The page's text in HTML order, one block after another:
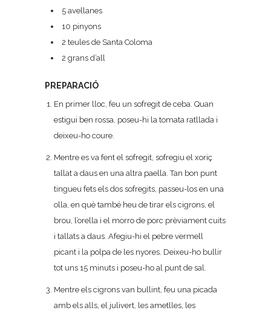
5 avellanes
10 pinyons
2 teules de Santa Coloma
2 grans d’all
PREPARACIÓ
En primer lloc, feu un sofregit de ceba. Quan
estigui ben rossa, poseu-hi la tomata ratllada i
deixeu-ho coure.
Mentre es va fent el sofregit, sofregiu el xoriç
tallat a daus en una altra paella. Tan bon punt
tingueu fets els dos sofregits, passeu-los en una
olla, en què també heu de tirar els cigrons, el
brou, l’orella i el morro de porc prèviament cuits
i tallats a daus. Afegiu-hi el pebre vermell
picant i la polpa de les nyores. Deixeu-ho bullir
tot uns 15 minuts i poseu-ho al punt de sal.
Mentre els cigrons van bullint, feu una picada
amb els alls, el julivert, les ametlles, les